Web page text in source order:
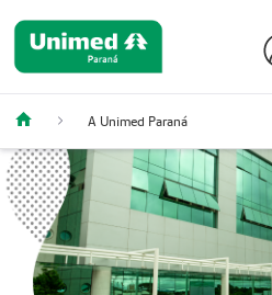
A Unimed Paraná